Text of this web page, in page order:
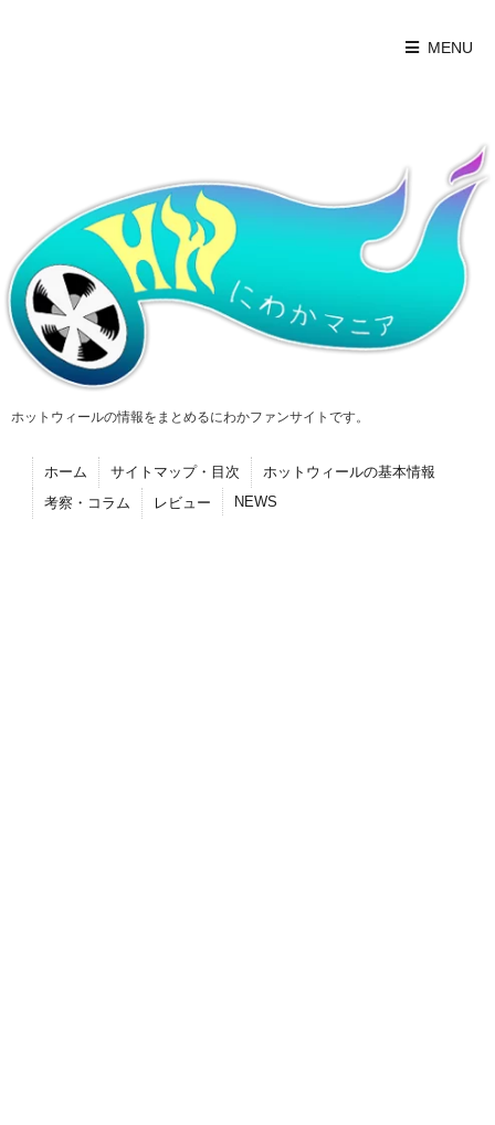
MENU
ホットウィールの情報をまとめるにわかファンサイトです。
ホーム サイトマップ・目次
ホットウィールの基本情報
考察・コラム
レビュー NEWS